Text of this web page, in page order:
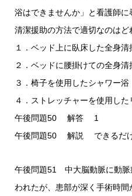
浴はできませんか」と看護師に
清潔援助の方法で適切なのはど
１．ベッド上に臥床した全身清
２．ベッドに腰掛けての全身清
３．椅子を使用したシャワー浴
４．ストレッチャーを使用した
午後問題50 解答 1
午後問題50 解説 できるだけ
午後問題51 中大脳動脈に動脈
われたが、患部が深く手術時